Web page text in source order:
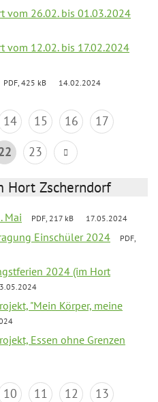
vom 26.02. bis 01.03.2024
vom 12.02. bis 17.02.2024
PDF, 425 kB 14.02.2024
14 15 16
17
23
Hort Zscherndorf
Mai PDF, 217 kB 17.05.2024
Einschüler 2024
PDF,
2024 (im Hort
"Mein Körper, meine
Essen ohne Grenzen
10 11 12
13